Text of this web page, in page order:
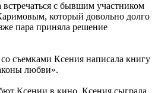
с бывшим участником
который довольно долго
пара приняла решение
съемками Ксения написала книгу
любви».